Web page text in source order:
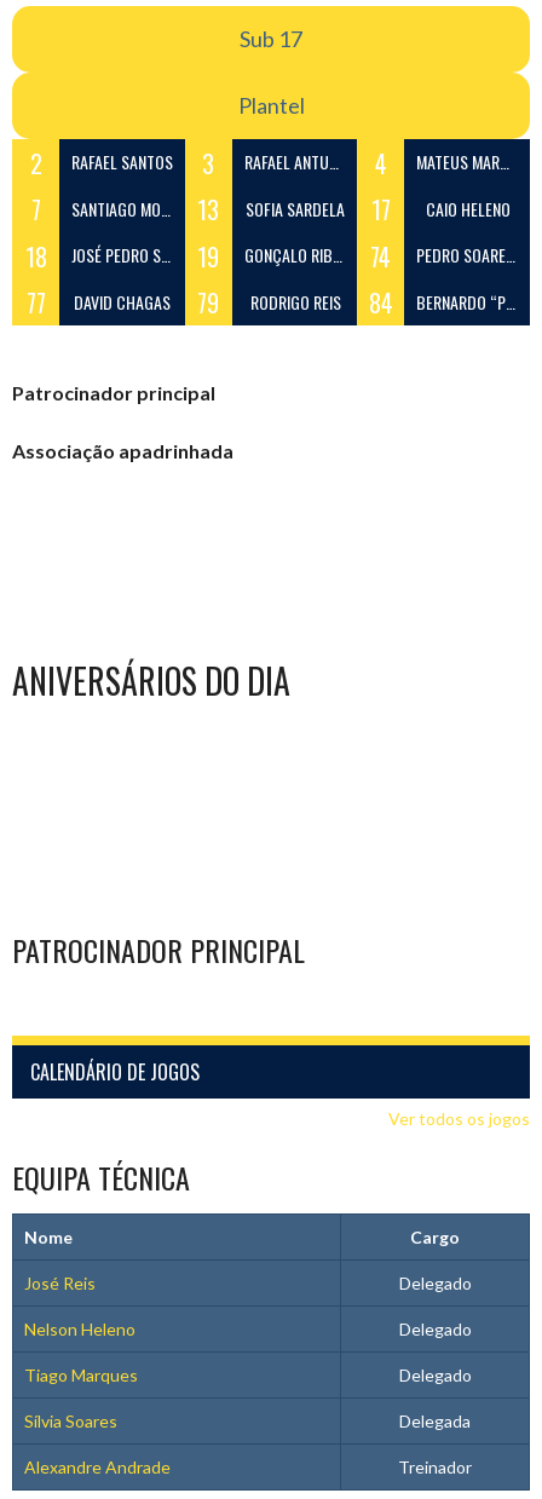
Sub 17
Plantel
2 RAFAEL SANTOS 3 RAFAEL ANTUNES 4 MATEUS MARQUES
7 SANTIAGO MORAIS “SANTI” 13 SOFIA SARDELA 17 CAIO HELENO
18 JOSÉ PEDRO SANTOS 19 GONÇALO RIBEIRO COSTA 74 PEDRO SOARES “PEKAS”
77 DAVID CHAGAS 79 RODRIGO REIS 84 BERNARDO “PICA”
Patrocinador principal
Associação apadrinhada
ANIVERSÁRIOS DO DIA
PATROCINADOR PRINCIPAL
CALENDÁRIO DE JOGOS
Ver todos os jogos
EQUIPA TÉCNICA
Nome Cargo
José Reis Delegado
Nelson Heleno Delegado
Tiago Marques Delegado
Sílvia Soares Delegada
Alexandre Andrade Treinador